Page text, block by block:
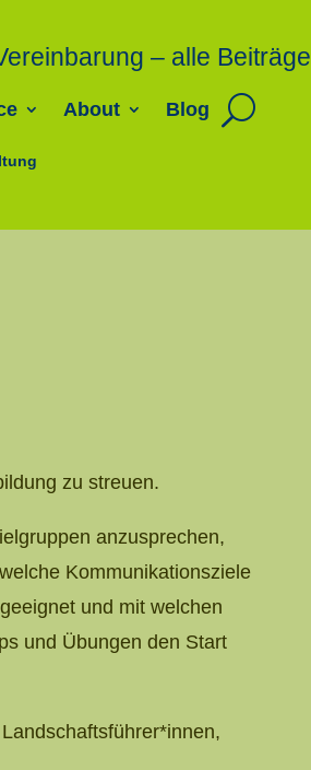
– alle Beiträge
About Blog
zu streuen.
anzusprechen,
Kommunikationsziele
und mit welchen
und Übungen den Start